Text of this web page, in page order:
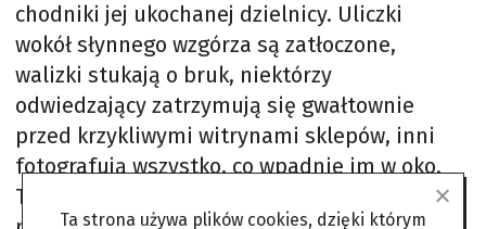
chodniki jej ukochanej dzielnicy. Uliczki
wokół słynnego wzgórza są zatłoczone,
walizki stukają o bruk, niektórzy
odwiedzający zatrzymują się gwałtownie
przed krzykliwymi witrynami sklepów, inni
fotografują wszystko, co wpadnie im w oko.
Ten zgiełk uprzykrza codzienne życie
Ta strona używa plików cookies, dzięki którym